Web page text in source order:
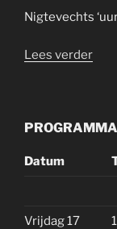
Nigtevechts
Lees verder
PROGRAMMA
Datum
Vrijdag 17